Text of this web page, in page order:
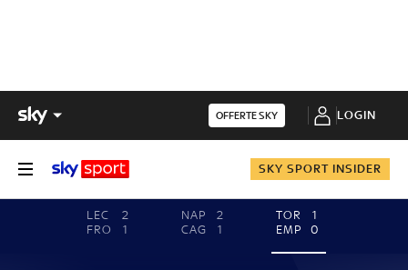
OFFERTE SKY LOGIN
SKY SPORT INSIDER
LEC
2
FRO
1
NAP
2
CAG
1
TOR
1
EMP
0